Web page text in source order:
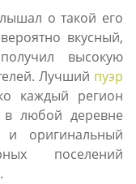
о такой его
вкусный,
высокую
Лучший пуэр
каждый регион
любой деревне
и оригинальный
поселений